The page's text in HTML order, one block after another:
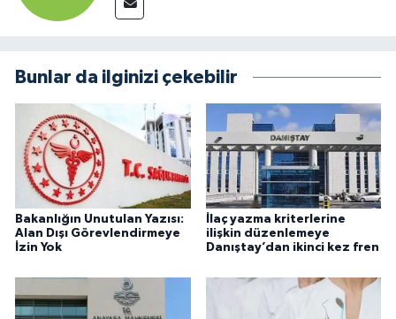
Bunlar da ilginizi çekebilir
Bakanlığın Unutulan Yazısı:
Alan Dışı Görevlendirmeye
İzin Yok
İlaç yazma kriterlerine
ilişkin düzenlemeye
Danıştay’dan ikinci kez fren